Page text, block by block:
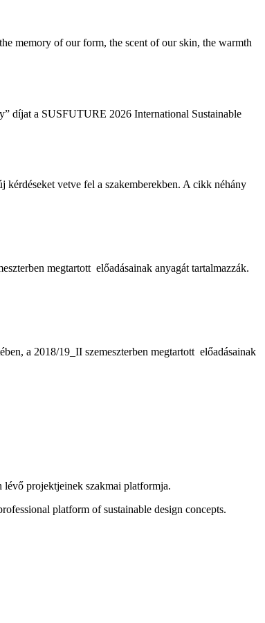
memory of our form, the scent of our skin, the warmth
díjat a SUSFUTURE 2026 International Sustainable
kérdéseket vetve fel a szakemberekben. A cikk néhány
megtartott előadásainak anyagát tartalmazzák.
a 2018/19_II szemeszterben megtartott előadásainak
lévő projektjeinek szakmai platformja.
platform of sustainable design concepts.